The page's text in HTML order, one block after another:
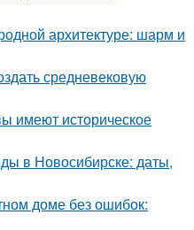
архитектуре: шарм и
средневековую
имеют историческое
в Новосибирске: даты,
доме без ошибок: